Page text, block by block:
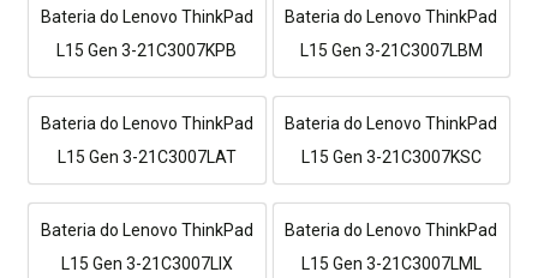
Bateria do Lenovo ThinkPad
L15 Gen 3-21C3007KPB
Bateria do Lenovo ThinkPad
L15 Gen 3-21C3007LBM
Bateria do Lenovo ThinkPad
L15 Gen 3-21C3007LAT
Bateria do Lenovo ThinkPad
L15 Gen 3-21C3007KSC
Bateria do Lenovo ThinkPad
L15 Gen 3-21C3007LIX
Bateria do Lenovo ThinkPad
L15 Gen 3-21C3007LML